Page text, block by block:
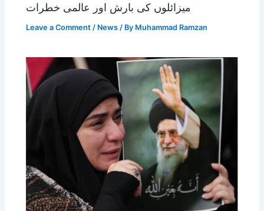
میزائلوں کی بارش اور عالمی خطرات
Leave a Comment / News / By Muhammad Ramzan